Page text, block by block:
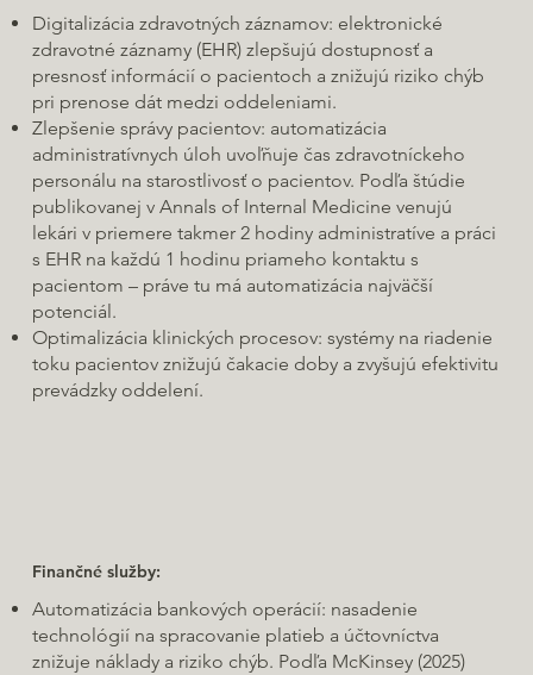
Digitalizácia zdravotných záznamov: elektronické
zdravotné záznamy (EHR) zlepšujú dostupnosť a
presnosť informácií o pacientoch a znižujú riziko chýb
pri prenose dát medzi oddeleniami.
Zlepšenie správy pacientov: automatizácia
administratívnych úloh uvoľňuje čas zdravotníckeho
personálu na starostlivosť o pacientov. Podľa štúdie
publikovanej v Annals of Internal Medicine venujú
lekári v priemere takmer 2 hodiny administratíve a práci
s EHR na každú 1 hodinu priameho kontaktu s
pacientom – práve tu má automatizácia najväčší
potenciál.
Optimalizácia klinických procesov: systémy na riadenie
toku pacientov znižujú čakacie doby a zvyšujú efektivitu
prevádzky oddelení.
Finančné služby:
Automatizácia bankových operácií: nasadenie
technológií na spracovanie platieb a účtovníctva
znižuje náklady a riziko chýb. Podľa McKinsey (2025)